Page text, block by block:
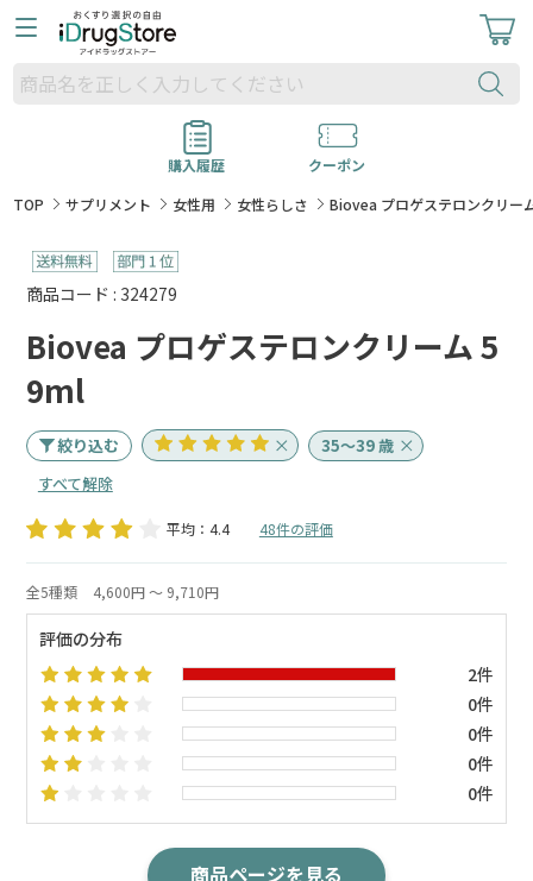
購入履歴
クーポン
TOP
サプリメント 女性用 女性らしさ Biovea プロゲステロンクリー
商品コード : 324279
Biovea プロゲステロンクリーム 5
9ml
絞り込む
35～39 歳
すべて解除
平均：4.4 48件の評価
全5種類 4,600円 ～ 9,710円
評価の分布
2件
0件
0件
0件
0件
商品ページを見る